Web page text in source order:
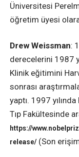
Üniversitesi
öğretim üyesi
Drew Weissman:
derecelerini 1987
Klinik eğitimini
sonrası
yaptı. 1997
Tıp Fakültesinde
https://
release/ (Son